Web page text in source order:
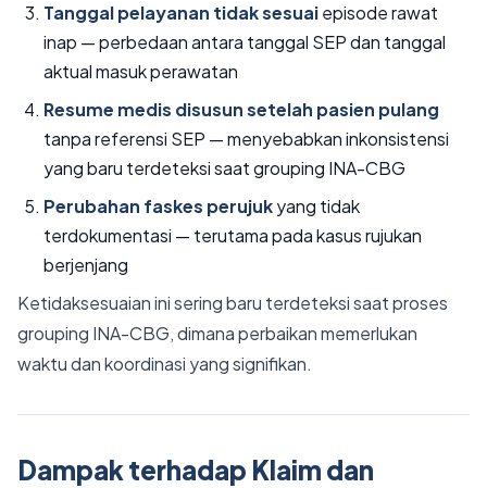
Tanggal pelayanan tidak sesuaiepisode rawat
inap — perbedaan antara tanggal SEP dan tanggal
aktual masuk perawatan
Resume medis disusun setelah pasien pulang
tanpa referensi SEP — menyebabkan inkonsistensi
yang baru terdeteksi saat grouping INA-CBG
Perubahan faskes perujukyang tidak
terdokumentasi — terutama pada kasus rujukan
berjenjang
Ketidaksesuaian ini sering baru terdeteksi saat proses
grouping INA-CBG, dimana perbaikan memerlukan
waktu dan koordinasi yang signifikan.
Dampak terhadap Klaim dan